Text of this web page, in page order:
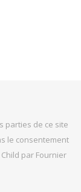
parties de ce site
le consentement
par Fournier